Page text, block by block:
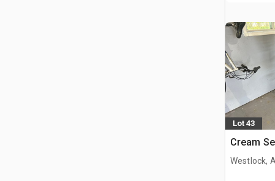
Lot 43
Cream
Westlock,